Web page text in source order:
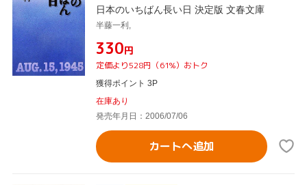
日本のいちばん長い日 決定版 文春文庫
半藤一利,
¥330円
定価より528円（61%）おトク
獲得ポイント 3P
在庫あり
発売年月日：2006/07/06
カートへ追加